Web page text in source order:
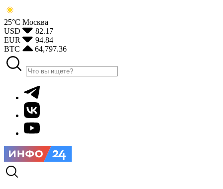
25°С Москва
USD
82.17
EUR
94.84
BTC
64,797.36